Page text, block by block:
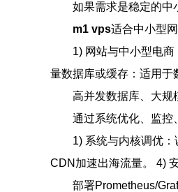
如果需求是稳定的中
m1 vps适合中小型
1) 网站与中小型电
量数据库或缓存：适用于
高并发数据库、大规
通过系统优化、监控
1) 系统与内核调优
CDN加速出海流量。 4)
部署Prometheus/